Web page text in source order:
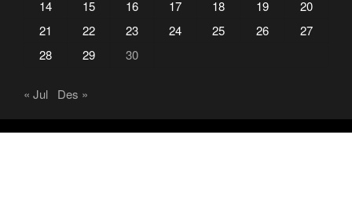
14
15 16 17 18 19
20
21
22 23 24 25 26
27
28
29 30
« Jul Des »